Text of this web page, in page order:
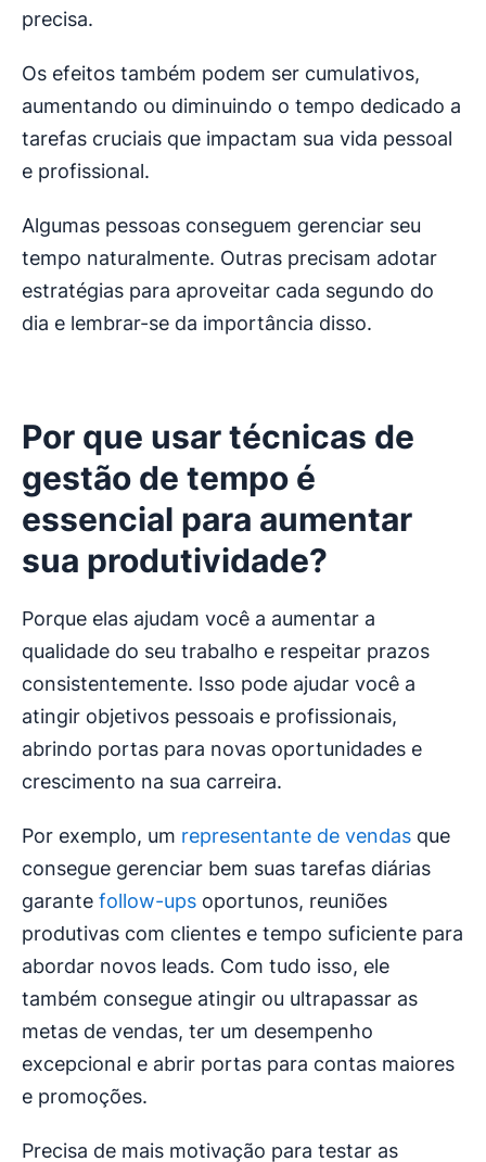
precisa.
Os efeitos também podem ser cumulativos,
aumentando ou diminuindo o tempo dedicado a
tarefas cruciais que impactam sua vida pessoal
e profissional.
Algumas pessoas conseguem gerenciar seu
tempo naturalmente. Outras precisam adotar
estratégias para aproveitar cada segundo do
dia e lembrar-se da importância disso.
Por que usar técnicas de
gestão de tempo é
essencial para aumentar
sua produtividade?
Porque elas ajudam você a aumentar a
qualidade do seu trabalho e respeitar prazos
consistentemente. Isso pode ajudar você a
atingir objetivos pessoais e profissionais,
abrindo portas para novas oportunidades e
crescimento na sua carreira.
Por exemplo, um representante de vendas que
consegue gerenciar bem suas tarefas diárias
garante follow-ups oportunos, reuniões
produtivas com clientes e tempo suficiente para
abordar novos leads. Com tudo isso, ele
também consegue atingir ou ultrapassar as
metas de vendas, ter um desempenho
excepcional e abrir portas para contas maiores
e promoções.
Precisa de mais motivação para testar as